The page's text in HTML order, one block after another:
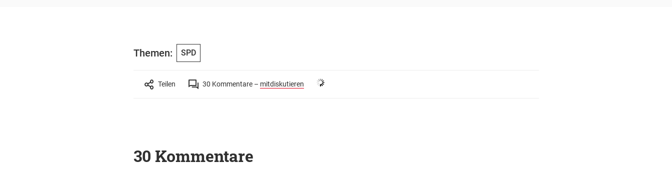
Themen: SPD
Teilen 30 Kommentare – mitdiskutieren
30 Kommentare